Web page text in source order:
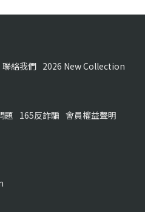
聯絡我們 2026 New Collection
題 165反詐騙 會員權益聲明